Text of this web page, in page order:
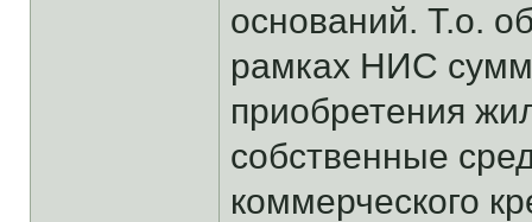
оснований. Т.о.
рамках НИС
приобретения
собственные
коммерческого